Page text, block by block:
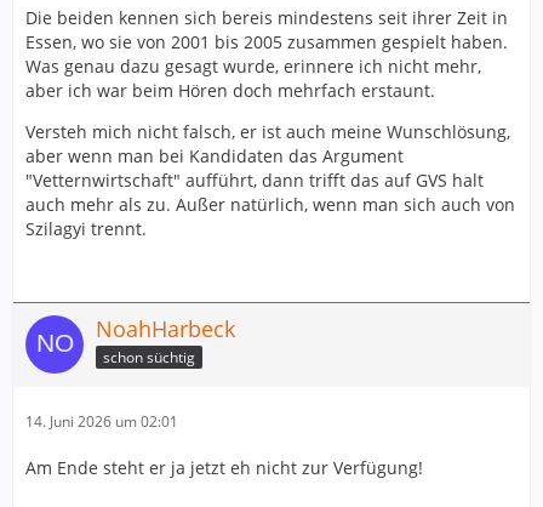
Die beiden kennen sich bereis mindestens seit ihrer Zeit in
Essen, wo sie von 2001 bis 2005 zusammen gespielt haben.
Was genau dazu gesagt wurde, erinnere ich nicht mehr,
aber ich war beim Hören doch mehrfach erstaunt.
Versteh mich nicht falsch, er ist auch meine Wunschlösung,
aber wenn man bei Kandidaten das Argument
"Vetternwirtschaft" aufführt, dann trifft das auf GVS halt
auch mehr als zu. Außer natürlich, wenn man sich auch von
Szilagyi trennt.
NoahHarbeck
schon süchtig
14. Juni 2026 um 02:01
Am Ende steht er ja jetzt eh nicht zur Verfügung!